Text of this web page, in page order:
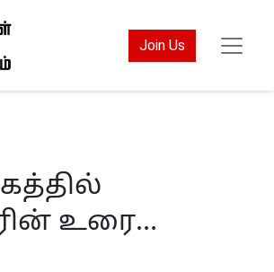
Join Us
உரை…